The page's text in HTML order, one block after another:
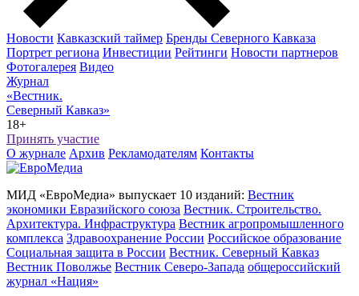
Новости Кавказский таймер Бренды Северного Кавказа
Портрет региона Инвестиции Рейтинги Новости партнеров
Фотогалерея Видео
Журнал
«Вестник.
Северный Кавказ»
18+
Принять участие
О журнале Архив Рекламодателям Контакты
МИД «ЕвроМедиа» выпускает 10 изданий: Вестник
экономики Евразийского союза Вестник. Строительство.
Архитектура. Инфраструктура Вестник агропромышленного
комплекса Здравоохранение России Российское образование
Социальная защита в России Вестник. Северный Кавказ
Вестник Поволжье Вестник Северо-Запада общероссийский
журнал «Нация»